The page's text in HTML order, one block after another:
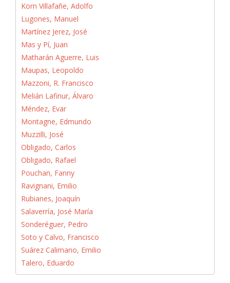
Korn Villafañe, Adolfo
Lugones, Manuel
Martínez Jerez, José
Mas y Pí, Juan
Matharán Aguerre, Luis
Maupas, Leopoldo
Mazzoni, R. Francisco
Melián Lafinur, Álvaro
Méndez, Evar
Montagne, Edmundo
Muzzilli, José
Obligado, Carlos
Obligado, Rafael
Pouchan, Fanny
Ravignani, Emilio
Rubianes, Joaquín
Salaverría, José María
Sonderéguer, Pedro
Soto y Calvo, Francisco
Suárez Calimano, Emilio
Talero, Eduardo